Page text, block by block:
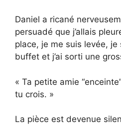
Daniel a ricané
persuadé que j’allais
place, je me suis levée, je
buffet et j’ai sorti une
« Ta petite amie
tu crois. »
La pièce est devenue